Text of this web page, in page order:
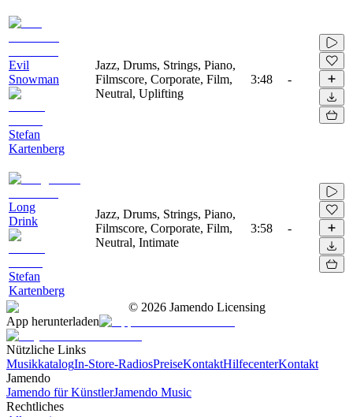
Evil
Snowman
Stefan
Kartenberg
Jazz, Drums, Strings, Piano,
Filmscore, Corporate, Film,
Neutral, Uplifting
3:48 -
Long
Drink
Stefan
Kartenberg
Jazz, Drums, Strings, Piano,
Filmscore, Corporate, Film,
Neutral, Intimate
3:58 -
© 2026 Jamendo Licensing
App herunterladen
Nützliche Links
MusikkatalogIn-Store-RadiosPreiseKontaktHilfecenterKontakt
Jamendo
Jamendo für KünstlerJamendo Music
Rechtliches